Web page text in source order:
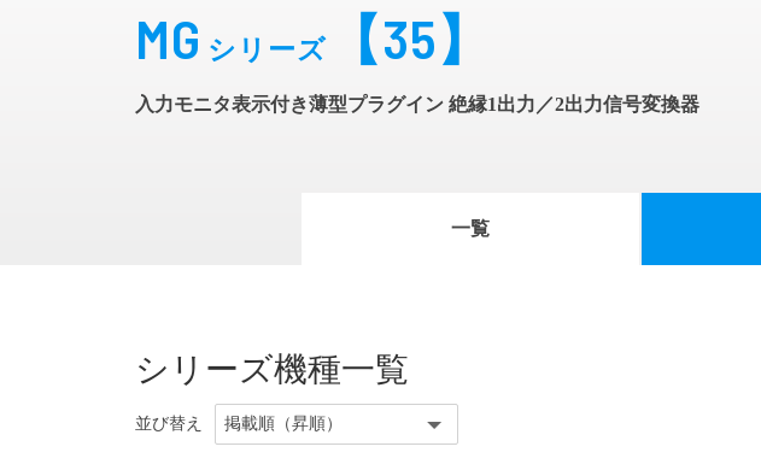
センサ入力変換器
電源ユニット
アクセサリ
その他製品
信号制限変換器(リミッタ変換器)
絶対値信号変換器
避雷器(SPD) 分圧器
ポテンショメータ変換器
MG シリーズ 【35】
入力モニタ表示付き薄型プラグイン 絶縁1出力／2出力信号変換器
一覧
シリーズ機種一覧
並び替え